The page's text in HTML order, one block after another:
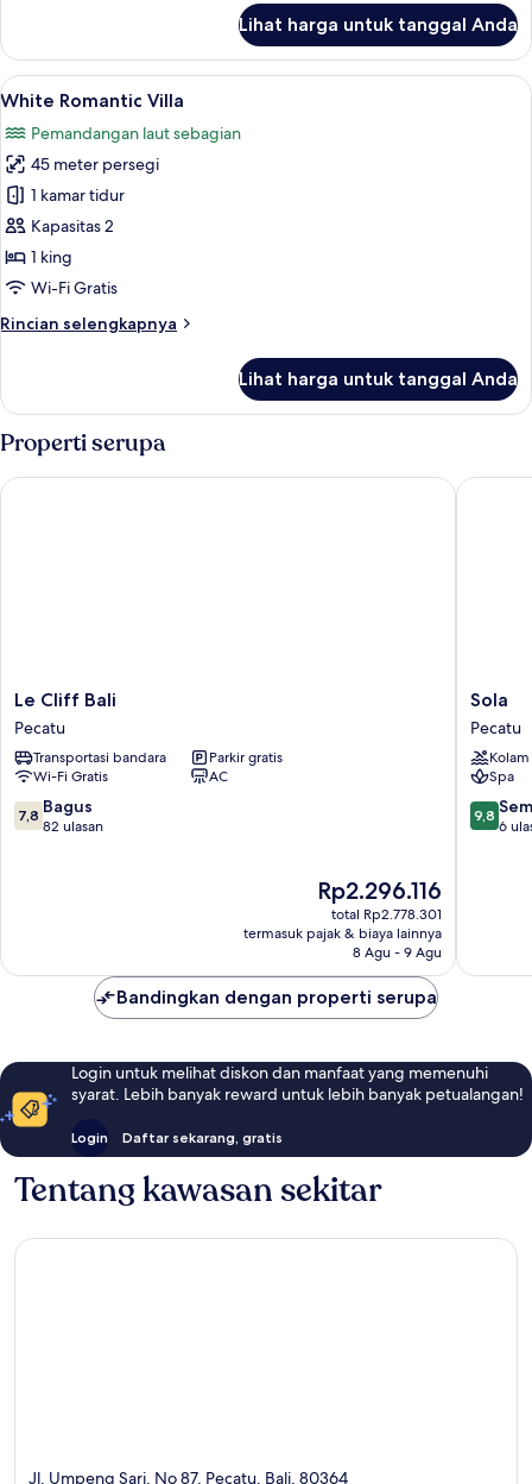
Vila
Mewah
Lihat harga untuk tanggal Anda
Lihat
semua
foto
untuk
White
Romantic
Villa
White Romantic Villa | Isi minibar
15
White Romantic Villa
Pemandangan laut sebagian
45 meter persegi
1 kamar tidur
Kapasitas 2
1 king
Wi-Fi Gratis
Rincian selengkapnya
Rincian
White
Romantic
Villa
Lihat harga untuk tanggal Anda
Properti serupa
Le
Cliff
Bali
Pecatu
Le Cliff Bali
Pecatu
Transportasi bandara
Parkir gratis
Wi-Fi Gratis
AC
7.8
dari
7,8 Bagus
82 ulasan
Harga
sekarang
Rp2.296.116
Rp2.296.116
total Rp2.778.301
termasuk pajak & biaya lainnya
8 Agu - 9 Agu
Le Cliff Bali
Sola
Pecatu
Sola
Pecatu
Spa
9.8
dari
9,8
6
Sola
Bandingkan dengan properti serupa
Login untuk melihat diskon dan manfaat yang memenuhi
syarat. Lebih banyak reward untuk lebih banyak petualangan!
Login Daftar sekarang, gratis
Tentang kawasan sekitar
Jl. Umpeng Sari, No 87, Pecatu, Bali, 80364